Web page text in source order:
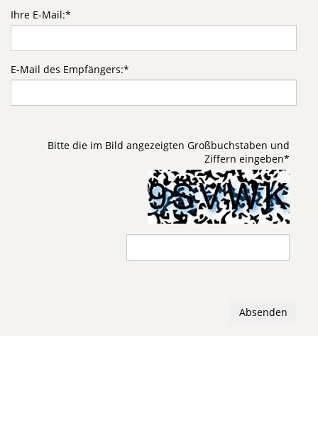
Ihre E-Mail:*
E-Mail des Empfängers:*
Bitte die im Bild angezeigten Großbuchstaben und
Ziffern eingeben*
Absenden